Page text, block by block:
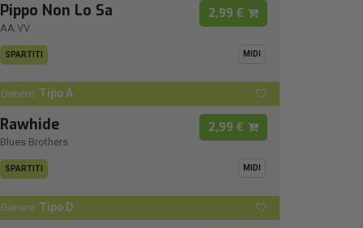
Pippo Non Lo Sa
AA.VV.
2,99 €
SPARTITI MIDI
Genere: Tipo A
Rawhide
Blues Brothers
2,99 €
SPARTITI MIDI
Genere: Tipo D